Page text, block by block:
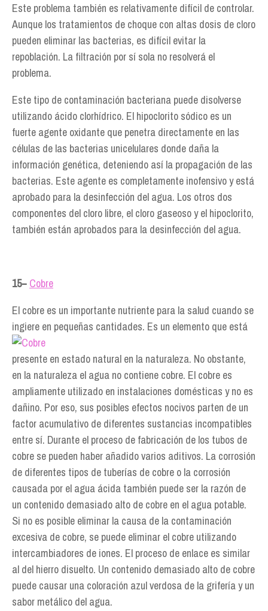
Este problema también es relativamente difícil de controlar.
Aunque los tratamientos de choque con altas dosis de cloro
pueden eliminar las bacterias, es difícil evitar la
repoblación. La filtración por sí sola no resolverá el
problema.
Este tipo de contaminación bacteriana puede disolverse
utilizando ácido clorhídrico. El hipoclorito sódico es un
fuerte agente oxidante que penetra directamente en las
células de las bacterias unicelulares donde daña la
información genética, deteniendo así la propagación de las
bacterias. Este agente es completamente inofensivo y está
aprobado para la desinfección del agua. Los otros dos
componentes del cloro libre, el cloro gaseoso y el hipoclorito,
también están aprobados para la desinfección del agua.
15− Cobre
El cobre es un importante nutriente para la salud cuando se
ingiere en pequeñas cantidades. Es un elemento que está
presente en estado natural en la naturaleza. No obstante,
en la naturaleza el agua no contiene cobre. El cobre es
ampliamente utilizado en instalaciones domésticas y no es
dañino. Por eso, sus posibles efectos nocivos parten de un
factor acumulativo de diferentes sustancias incompatibles
entre sí. Durante el proceso de fabricación de los tubos de
cobre se pueden haber añadido varios aditivos. La corrosión
de diferentes tipos de tuberías de cobre o la corrosión
causada por el agua ácida también puede ser la razón de
un contenido demasiado alto de cobre en el agua potable.
Si no es posible eliminar la causa de la contaminación
excesiva de cobre, se puede eliminar el cobre utilizando
intercambiadores de iones. El proceso de enlace es similar
al del hierro disuelto. Un contenido demasiado alto de cobre
puede causar una coloración azul verdosa de la grifería y un
sabor metálico del agua.